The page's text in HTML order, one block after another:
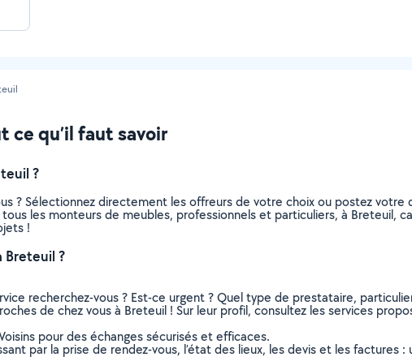
ce qu’il faut savoir
?
? Sélectionnez directement les offreurs de votre choix ou postez
les monteurs de meubles, professionnels et particuliers, à Breteuil,
!
Breteuil ?
recherchez-vous ? Est-ce urgent ? Quel type de prestataire,
de chez vous à Breteuil ! Sur leur profil, consultez les services
pour des échanges sécurisés et efficaces.
par la prise de rendez-vous, l’état des lieux, les devis et les factures